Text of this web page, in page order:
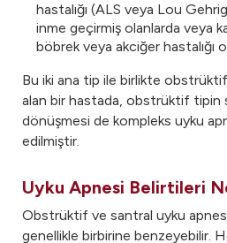
hastalığı (ALS veya Lou
inme geçirmiş olanlarda veya
böbrek veya akciğer hastalığı
Bu iki ana tip ile birlikte
alan bir hastada, obstrüktif tipin
dönüşmesi de kompleks uyku
edilmiştir.
Uyku Apnesi Belirtileri
Obstrüktif ve santral uyku
genellikle birbirine benzeyebilir.